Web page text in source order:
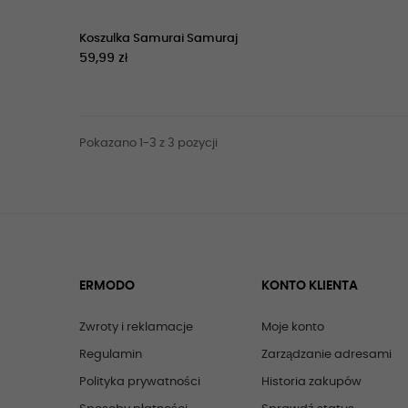
Koszulka Samurai Samuraj
59,99 zł
Pokazano 1-3 z 3 pozycji
ERMODO
Zwroty i reklamacje
Regulamin
Polityka prywatności
KONTO KLIENTA
Moje konto
Zarządzanie adresami
Historia zakupów